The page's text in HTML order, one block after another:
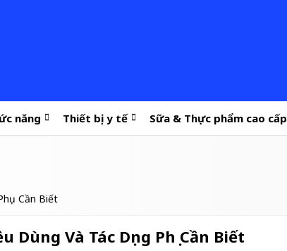
năng Thiết bị y tế Sữa & Thực phẩm cao cấp
Cần Biết
Dùng Và Tác Dụng Phụ Cần Biết